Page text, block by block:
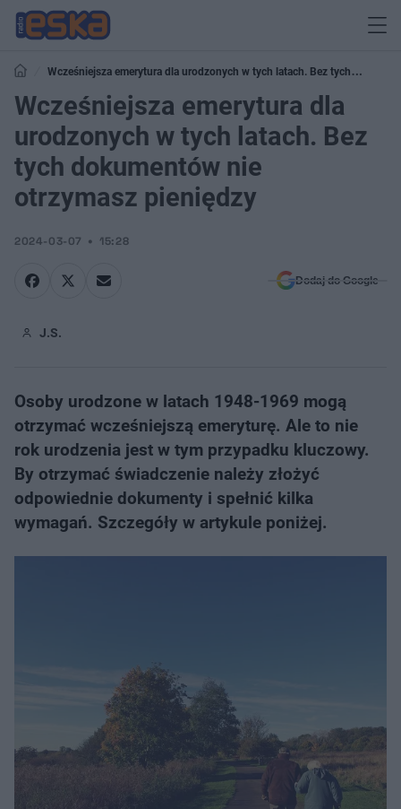
Wcześniejsza emerytura dla urodzonych w tych latach. Bez tych
dokumentów nie otrzymasz pieniędzy
Wcześniejsza emerytura dla
urodzonych w tych latach. Bez
tych dokumentów nie
otrzymasz pieniędzy
2024-03-07 15:28
Dodaj do Google
J.S.
Osoby urodzone w latach 1948-1969 mogą
otrzymać wcześniejszą emeryturę. Ale to nie
rok urodzenia jest w tym przypadku kluczowy.
By otrzymać świadczenie należy złożyć
odpowiednie dokumenty i spełnić kilka
wymagań. Szczegóły w artykule poniżej.